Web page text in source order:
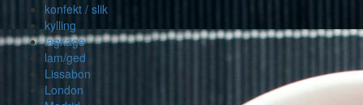
konfekt / slik
kylling
lagkage
lam/ged
Lissabon
London